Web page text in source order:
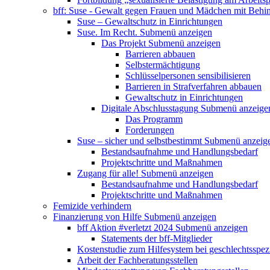
bff: Suse - Gewalt gegen Frauen und Mädchen mit
Suse – Gewaltschutz in Einrichtungen
Suse. Im Recht. Submenü anzeigen
Das Projekt Submenü anzeigen
Barrieren abbauen
Selbstermächtigung
Schlüsselpersonen sensibilisieren
Barrieren in Strafverfahren abbauen
Gewaltschutz in Einrichtungen
Digitale Abschlusstagung Submenü
Das Programm
Forderungen
Suse – sicher und selbstbestimmt Submenü
Bestandsaufnahme und Handlungsbedarf
Projektschritte und Maßnahmen
Zugang für alle! Submenü anzeigen
Bestandsaufnahme und Handlungsbedarf
Projektschritte und Maßnahmen
Femizide verhindern
Finanzierung von Hilfe Submenü anzeigen
bff Aktion #verletzt 2024 Submenü anzeigen
Statements der bff-Mitglieder
Kostenstudie zum Hilfesystem bei
Arbeit der Fachberatungsstellen